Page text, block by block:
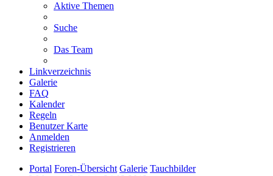
Aktive Themen
Suche
Das Team
Linkverzeichnis
Galerie
FAQ
Kalender
Regeln
Benutzer Karte
Anmelden
Registrieren
Portal Foren-Übersicht Galerie Tauchbilder